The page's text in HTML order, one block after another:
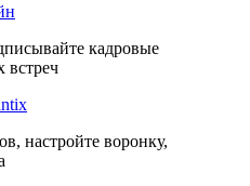
кадровые
встреч
настройте воронку,